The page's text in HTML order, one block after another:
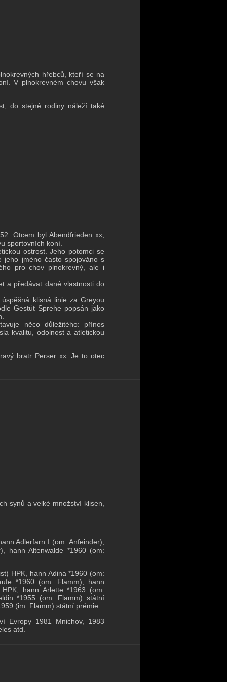
hřebců, kteří se na
V plnokrevném chovu však
do stejné rodiny náleží také
Otcem byl Abendfrieden xx,
sportovních koní.
ostrost. Jeho potomci se
jeho jméno často spojováno s
pro chov plnokrevný, ale i
a předávat dané vlastnosti do
klisná linie za Greyou
Gestüt Sprehe popsán jako
něco důležitého: přínos
kvalitu, odolnost a atletickou
bratr Perser xx. Je to otec
synů a velké množství klisen,
Adlerfarn I (om: Anfeinder),
hann Altenwalde *1960 (om:
HPK, hann Adina *1960 (om:
*1960 (om. Flamm), hann
hann Arlette *1963 (om:
*1955 (om: Flamm) státní
(im. Flamm) státní prémie
Evropy 1981 Mnichov, 1983
atd.